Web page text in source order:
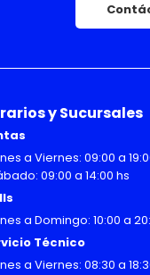
y Sucursales
a Viernes: 09:00 a
09:00 a 14:00 hs
a Domingo: 10:00 a
Técnico
a Viernes: 08:30 a